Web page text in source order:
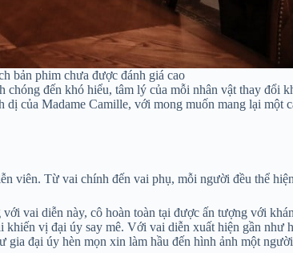
bản phim chưa được đánh giá cao
đến khó hiểu, tâm lý của mỗi nhân vật thay đổi
của Madame Camille, với mong muốn mang lại một
viên. Từ vai chính đến vai phụ, mỗi người đều thể
vai diễn này, cô hoàn toàn tại được ấn tượng với
vị đại úy say mê. Với vai diễn xuất hiện gần như
đại úy hèn mọn xin làm hầu đến hình ảnh một